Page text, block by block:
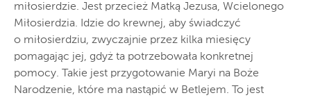
miłosierdzie. Jest przecież Matką Jezusa, Wcielonego
Miłosierdzia. Idzie do krewnej, aby świadczyć
o miłosierdziu, zwyczajnie przez kilka miesięcy
pomagając jej, gdyż ta potrzebowała konkretnej
pomocy. Takie jest przygotowanie Maryi na Boże
Narodzenie, które ma nastąpić w Betlejem. To jest